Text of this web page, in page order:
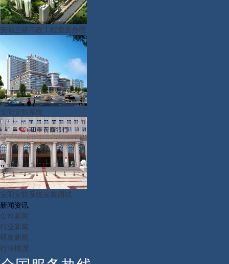
安阳三级市政工程资质办理
安阳安防系统
安阳安防系统安装调试
新闻资讯
公司新闻
行业新闻
研发新闻
行业概况